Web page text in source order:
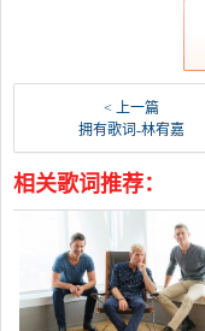
< 上一篇
拥有歌词-林宥嘉
相关歌词推荐：